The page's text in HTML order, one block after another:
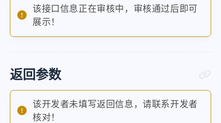
该接口信息正在审核中，审核通过后即可
展示！
返回参数
该开发者未填写返回信息，请联系开发者
核对！